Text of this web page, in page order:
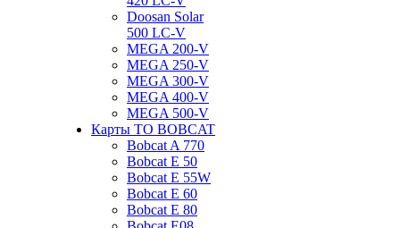
Doosan Solar
500 LC-V
MEGA 200-V
MEGA 250-V
MEGA 300-V
MEGA 400-V
MEGA 500-V
Карты ТО BOBCAT
Bobcat A 770
Bobcat E 50
Bobcat E 55W
Bobcat E 60
Bobcat E 80